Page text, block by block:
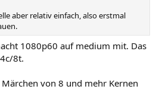
aber relativ einfach, also erstmal
1080p60 auf medium mit. Das
8t.
von 8 und mehr Kernen